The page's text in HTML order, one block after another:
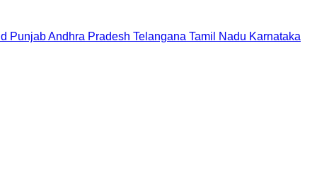
PunjabAndhra Pradesh Telangana Tamil Nadu Karnataka